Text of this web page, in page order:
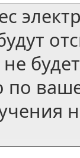
по